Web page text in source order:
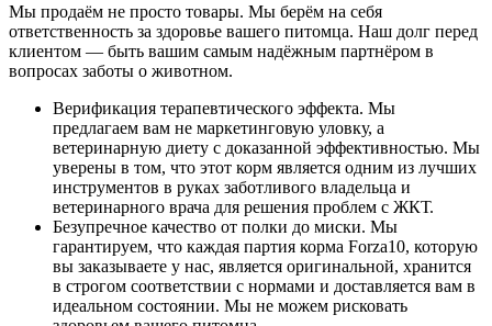
Мы продаём не просто товары. Мы берём на себя
ответственность за здоровье вашего питомца. Наш долг перед
клиентом — быть вашим самым надёжным партнёром в
вопросах заботы о животном.
Верификация терапевтического эффекта. Мы
предлагаем вам не маркетинговую уловку, а
ветеринарную диету с доказанной эффективностью. Мы
уверены в том, что этот корм является одним из лучших
инструментов в руках заботливого владельца и
ветеринарного врача для решения проблем с ЖКТ.
Безупречное качество от полки до миски. Мы
гарантируем, что каждая партия корма Forza10, которую
вы заказываете у нас, является оригинальной, хранится
в строгом соответствии с нормами и доставляется вам в
идеальном состоянии. Мы не можем рисковать